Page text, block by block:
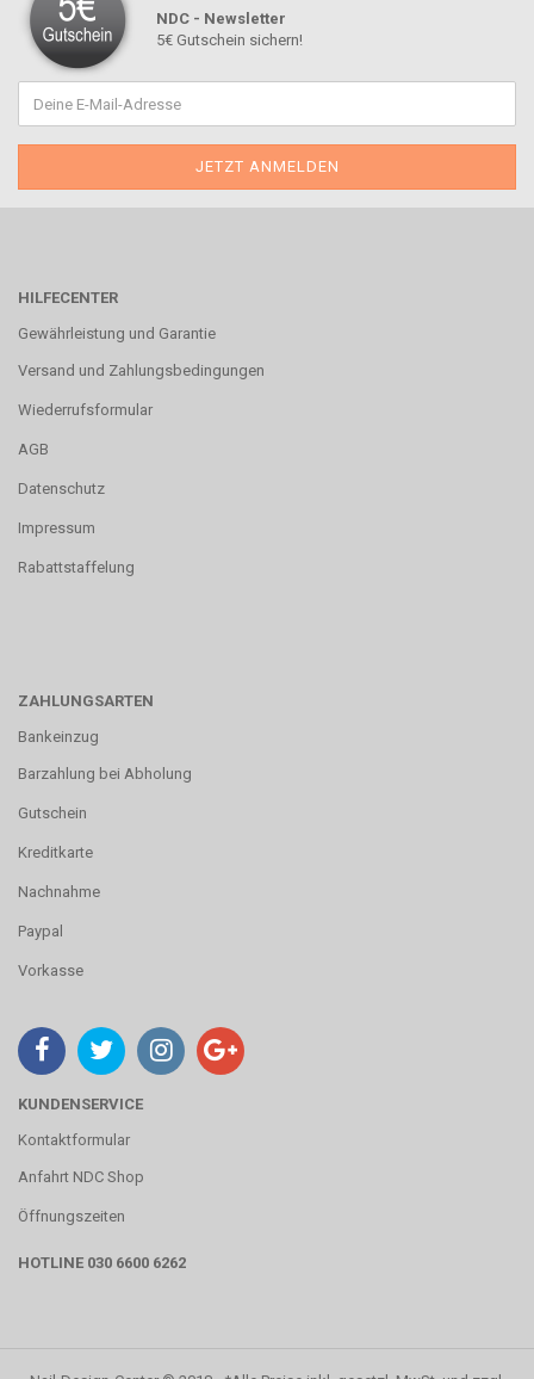
NDC - Newsletter
5€ Gutschein sichern!
HILFECENTER
Gewährleistung und Garantie
Versand und Zahlungsbedingungen
Wiederrufsformular
AGB
Datenschutz
Impressum
Rabattstaffelung
ZAHLUNGSARTEN
Bankeinzug
Barzahlung bei Abholung
Gutschein
Kreditkarte
Nachnahme
Paypal
Vorkasse
KUNDENSERVICE
Kontaktformular
Anfahrt NDC Shop
Öffnungszeiten
HOTLINE 030 6600 6262